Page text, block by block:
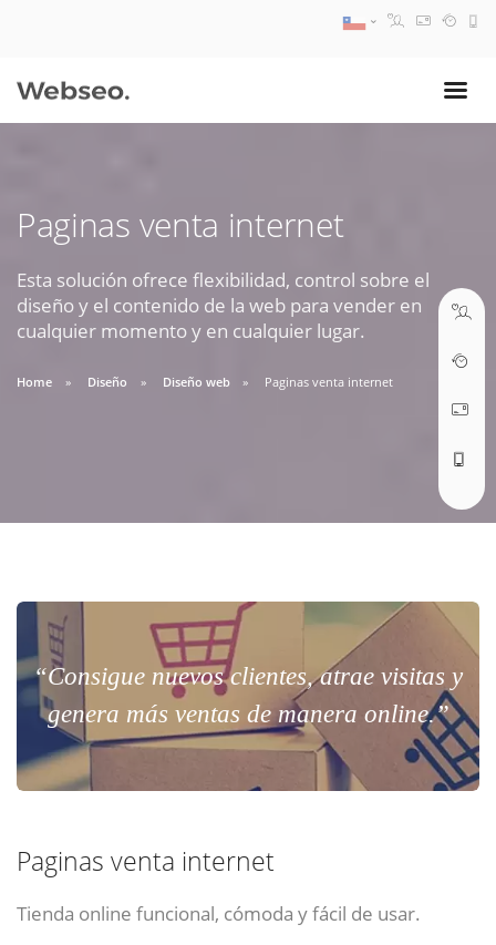
Paginas venta internet
Esta solución ofrece flexibilidad, control sobre el
diseño y el contenido de la web para vender en
cualquier momento y en cualquier lugar.
Home Diseño Diseño web Paginas venta internet
“Consigue nuevos clientes, atrae visitas y
genera más ventas de manera online.”
Paginas venta internet
Tienda online funcional, cómoda y fácil de usar.
09:30 AM A 18:30 PM
soporte@webseo.cl
ABRIR TICKET